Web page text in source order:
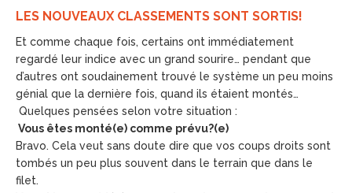
LES NOUVEAUX CLASSEMENTS SONT SORTIS!
Et comme chaque fois, certains ont immédiatement
regardé leur indice avec un grand sourire… pendant que
d’autres ont soudainement trouvé le système un peu moins
génial que la dernière fois, quand ils étaient montés…
Quelques pensées selon votre situation :
Vous êtes monté(e) comme prévu?(e)
Bravo. Cela veut sans doute dire que vos coups droits sont
tombés un peu plus souvent dans le terrain que dans le
filet.